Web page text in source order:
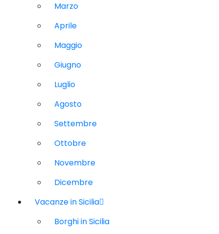
Marzo
Aprile
Maggio
Giugno
Luglio
Agosto
Settembre
Ottobre
Novembre
Dicembre
Vacanze in Sicilia
Borghi in Sicilia